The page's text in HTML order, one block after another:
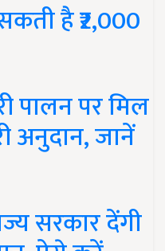
है ₹2,000
पालन पर मिल
अनुदान, जानें
सरकार देंगी